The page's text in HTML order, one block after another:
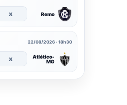
x Remo
22/08/2026 · 18h30
x
Atlético-
MG